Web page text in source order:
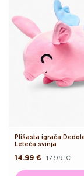
Plišasta igrača
Leteča svinja
Redna
17.99 €
Akcijska
14.99 €